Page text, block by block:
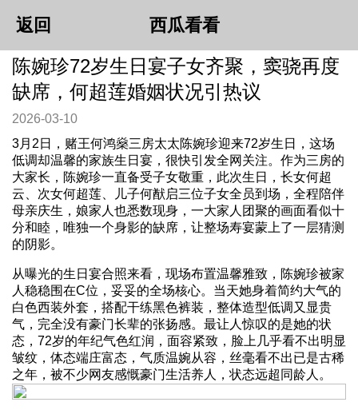
返回 西瓜看看
陈婉珍72岁生日宴子女齐聚，窦骁再度
缺席，何超莲婚姻状况引热议
2026-03-10
3月2日，赌王何鸿燊三房太太陈婉珍迎来72岁生日，这场
低调却温馨的家族生日宴，很快引发全网关注。作为三房的
大家长，陈婉珍一直备受子女敬重，此次生日，长女何超
云、次女何超莲、儿子何猷启三位子女全员到场，全程陪伴
母亲庆生，娘家人也悉数现身，一大家人团聚的画面看似十
分和睦，唯独一个身影的缺席，让整场寿宴蒙上了一层猜测
的阴影。
从曝光的生日宴合照来看，现场布置温馨雅致，陈婉珍被家
人稳稳围在C位，妥妥的全场核心。当天她身着简约大气的
白色西装外套，搭配干练黑色裤装，整体造型低调又显贵
气，完全没有豪门长辈的张扬感。最让人惊叹的是她的状
态，72岁的年纪气色红润，面容紧致，脸上几乎看不出明显
皱纹，体态端庄富态，气质温婉从容，丝毫看不出已是古稀
之年，被不少网友感慨豪门生活养人，状态远超同龄人。